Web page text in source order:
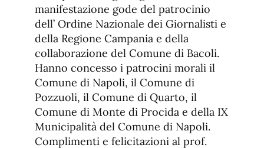
manifestazione gode del patrocinio
dell’ Ordine Nazionale dei Giornalisti e
della Regione Campania e della
collaborazione del Comune di Bacoli.
Hanno concesso i patrocini morali il
Comune di Napoli, il Comune di
Pozzuoli, il Comune di Quarto, il
Comune di Monte di Procida e della IX
Municipalità del Comune di Napoli.
Complimenti e felicitazioni al prof.